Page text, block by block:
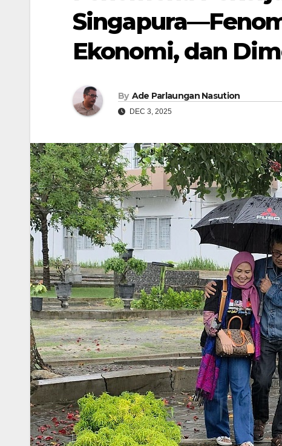
Ekonomi, dan
By Ade Parlaungan Nasution
DEC 3, 2025